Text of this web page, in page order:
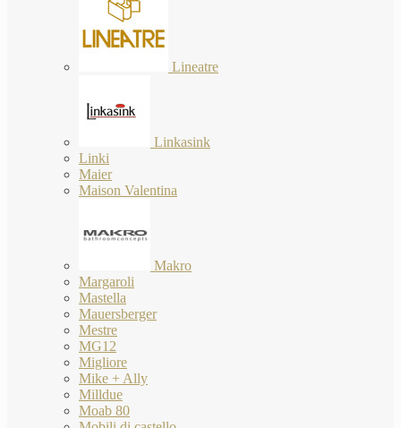
Lineatre
Linkasink
Linki
Maier
Maison Valentina
Makro
Margaroli
Mastella
Mauersberger
Mestre
MG12
Migliore
Mike + Ally
Milldue
Moab 80